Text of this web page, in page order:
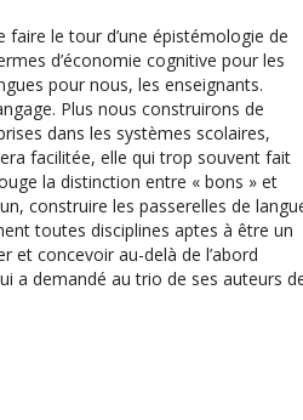
le tour d’une épistémologie de
d’économie cognitive pour les
pour nous, les enseignants.
Plus nous construirons de
dans les systèmes scolaires,
facilitée, elle qui trop souvent fait
la distinction entre « bons » et
construire les passerelles de
toutes disciplines aptes à être un
et concevoir au-delà de l’abord
a demandé au trio de ses auteurs